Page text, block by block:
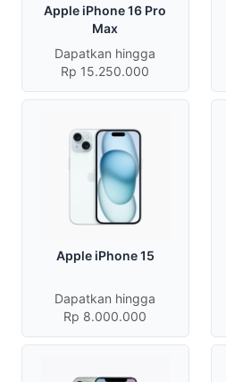
Apple iPhone 16 Pro
Max
Dapatkan hingga
Rp 15.250.000
Apple iPhone 15
Dapatkan hingga
Rp 8.000.000